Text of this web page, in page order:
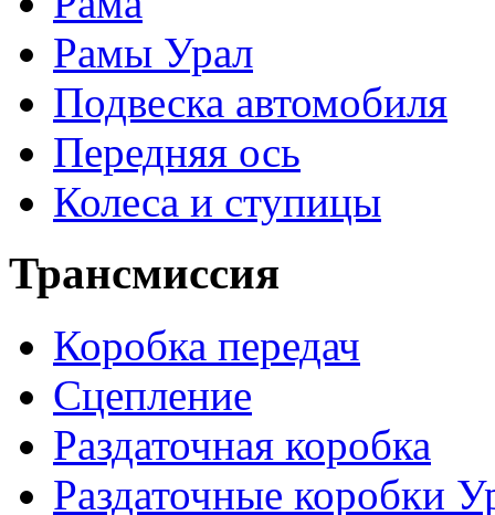
Рамы Урал
Подвеска автомобиля
Передняя ось
Колеса и ступицы
Трансмиссия
Коробка передач
Сцепление
Раздаточная коробка
Раздаточные коробки